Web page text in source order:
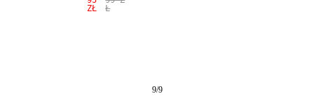
ZŁ
Ł
9/9